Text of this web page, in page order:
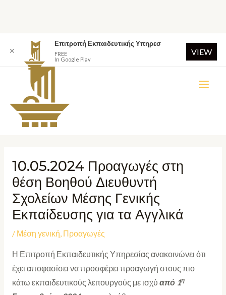
10.05.2024 Προαγωγές στη
θέση Βοηθού Διευθυντή
Σχολείων Μέσης Γενικής
Εκπαίδευσης για τα Αγγλικά
/ Μέση γενική, Προαγωγές
Η Επιτροπή Εκπαιδευτικής Υπηρεσίας ανακοινώνει ότι
έχει αποφασίσει να προσφέρει προαγωγή στους πιο
κάτω εκπαιδευτικούς λειτουργούς με ισχύ από 1η
✕
Επιτροπή Εκπαιδευτικής Υπηρεσ
FREE
In Google Play
VIEW